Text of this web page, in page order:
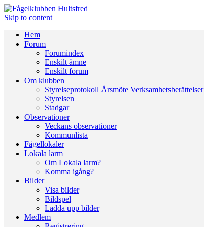
Skip to content
Hem
Forum
Forumindex
Enskilt ämne
Enskilt forum
Om klubben
Styrelseprotokoll Årsmöte Verksamhetsberättelser
Styrelsen
Stadgar
Observationer
Veckans observationer
Kommunlista
Fågellokaler
Lokala larm
Om Lokala larm?
Komma igång?
Bilder
Visa bilder
Bildspel
Ladda upp bilder
Medlem